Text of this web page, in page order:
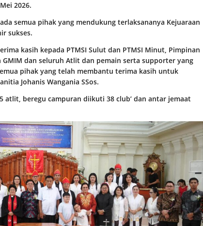
2026.
semua pihak yang mendukung terlaksananya Kejuaraan
sukses.
kasih kepada PTMSI Sulut dan PTMSI Minut, Pimpinan
GMIM dan seluruh Atlit dan pemain serta supporter yang
pihak yang telah membantu terima kasih untuk
Johanis Wangania SSos.
atlit, beregu campuran diikuti 38 club’ dan antar jemaat